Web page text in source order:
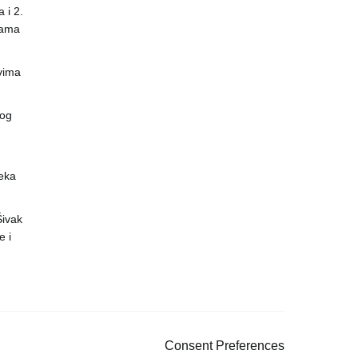
i 2.
i
Consent Preferences